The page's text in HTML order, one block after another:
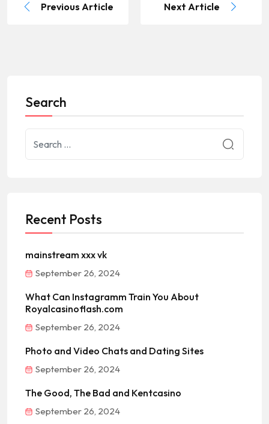
Previous Article Next Article
Search
Recent Posts
mainstream xxx vk
September 26, 2024
What Can Instagramm Train You About
Royalcasinoflash.com
September 26, 2024
Photo and Video Chats and Dating Sites
September 26, 2024
The Good, The Bad and Kentcasino
September 26, 2024